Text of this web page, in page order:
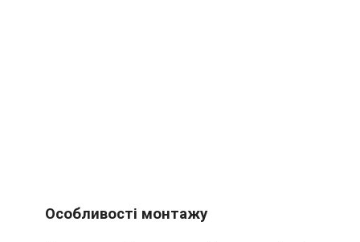
Особливості монтажу